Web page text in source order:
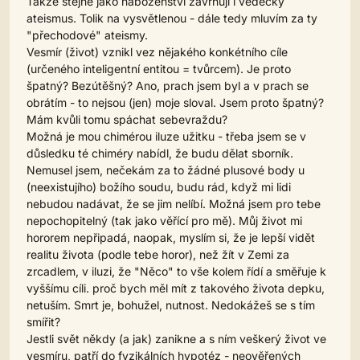
ateismus. Tolik na vysvětlenou - dále tedy mluvím za ty
"přechodové" ateismy.
Vesmír (život) vznikl vez nějakého konkétního cíle
(určeného inteligentní entitou = tvůrcem). Je proto
špatný? Bezútěšný? Ano, prach jsem byl a v prach se
obrátím - to nejsou (jen) moje sloval. Jsem proto špatný?
Mám kvůli tomu spáchat sebevraždu?
Možná je mou chimérou iluze užitku - třeba jsem se v
důsledku té chiméry nabídl, že budu dělat sborník.
Nemusel jsem, nečekám za to žádné plusové body u
(neexistujího) božího soudu, budu rád, když mi lidi
nebudou nadávat, že se jim nelíbí. Možná jsem pro tebe
nepochopitelný (tak jako věřící pro mě). Můj život mi
hororem nepřipadá, naopak, myslím si, že je lepší vidět
realitu života (podle tebe horor), než žít v Zemi za
zrcadlem, v iluzi, že "Něco" to vše kolem řídí a směřuje k
vyššímu cíli. proč bych měl mít z takového života depku,
netuším. Smrt je, bohužel, nutnost. Nedokážeš se s tím
smířit?
Jestli svět někdy (a jak) zanikne a s ním veškerý život ve
vesmíru, patří do fyzikálních hypotéz - neověřených